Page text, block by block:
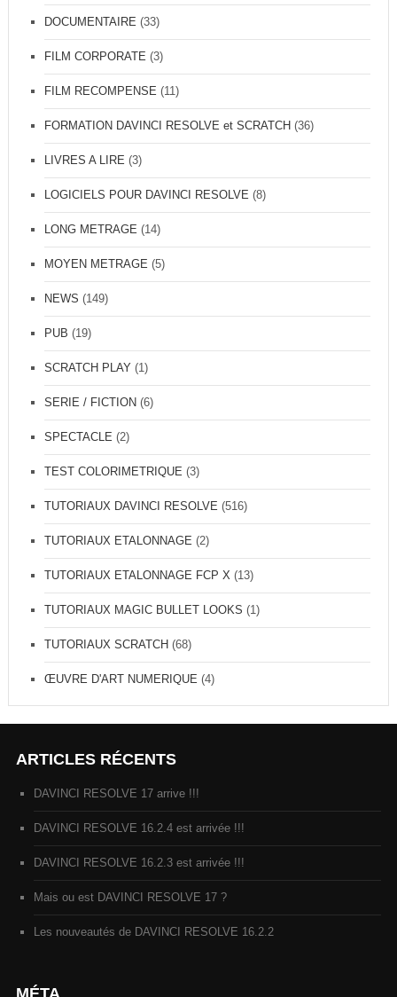
DOCUMENTAIRE (33)
FILM CORPORATE (3)
FILM RECOMPENSE (11)
FORMATION DAVINCI RESOLVE et SCRATCH (36)
LIVRES A LIRE (3)
LOGICIELS POUR DAVINCI RESOLVE (8)
LONG METRAGE (14)
MOYEN METRAGE (5)
NEWS (149)
PUB (19)
SCRATCH PLAY(1)
SERIE / FICTION (6)
SPECTACLE (2)
TEST COLORIMETRIQUE (3)
TUTORIAUX DAVINCI RESOLVE (516)
TUTORIAUX ETALONNAGE (2)
TUTORIAUX ETALONNAGE FCP X (13)
TUTORIAUX MAGIC BULLET LOOKS (1)
TUTORIAUX SCRATCH (68)
ŒUVRE D'ART NUMERIQUE (4)
ARTICLES RÉCENTS
DAVINCI RESOLVE 17 arrive !!!
DAVINCI RESOLVE 16.2.4 est arrivée !!!
DAVINCI RESOLVE 16.2.3 est arrivée !!!
Mais ou est DAVINCI RESOLVE 17 ?
Les nouveautés de DAVINCI RESOLVE 16.2.2
MÉTA